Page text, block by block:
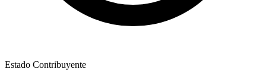
Estado Contribuyente